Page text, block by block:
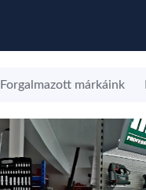
Forgalmazott márkáink